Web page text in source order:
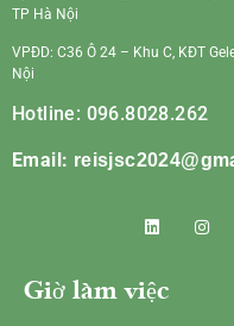
TP Hà Nội
VPĐD: C36 Ô 24 – Khu C, KĐT
Nội
Hotline: 096.8028.262
Email:
Giờ làm việc